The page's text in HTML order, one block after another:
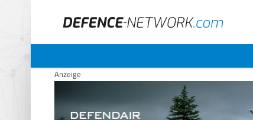
Anzeige